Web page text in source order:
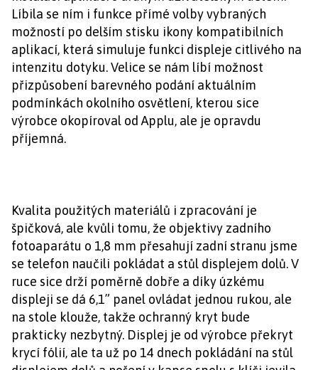
Líbila se ním i funkce přímé volby vybraných
možností po delším stisku ikony kompatibilních
aplikací, která simuluje funkci displeje citlivého na
intenzitu dotyku. Velice se nám líbí možnost
přizpůsobení barevného podání aktuálním
podmínkách okolního osvětlení, kterou sice
výrobce okopíroval od Applu, ale je opravdu
příjemná.
Kvalita použitých materiálů i zpracování je
špičková, ale kvůli tomu, že objektivy zadního
fotoaparátu o 1,8 mm přesahují zadní stranu jsme
se telefon naučili pokládat a stůl displejem dolů. V
ruce sice drží poměrně dobře a díky úzkému
displeji se dá 6,1” panel ovládat jednou rukou, ale
na stole klouže, takže ochranný kryt bude
prakticky nezbytný. Displej je od výrobce překryt
krycí fólií, ale ta už po 14 dnech pokládání na stůl